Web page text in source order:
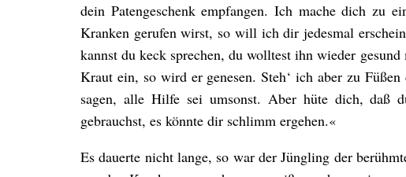
dein Patengeschenk empfangen. Ich mache dich zu
Kranken gerufen wirst, so will ich dir jedesmal
kannst du keck sprechen, du wolltest ihn wieder
Kraut ein, so wird er genesen. Steh‘ ich aber zu
sagen, alle Hilfe sei umsonst. Aber hüte dich, daß
gebrauchst, es könnte dir schlimm ergehen.«
Es dauerte nicht lange, so war der Jüngling der